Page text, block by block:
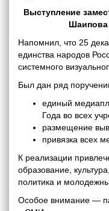
Выступление
Шаипова
Напомнил, что 25
единства народов
системного
Был дан ряд
единый
Года во всех
размещение
привязка всех
К реализации
образование,
политика и
Особое внимание —